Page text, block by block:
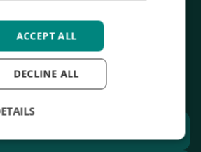
op het dagelijks
van tremor.
ACCEPT ALL
DECLINE ALL